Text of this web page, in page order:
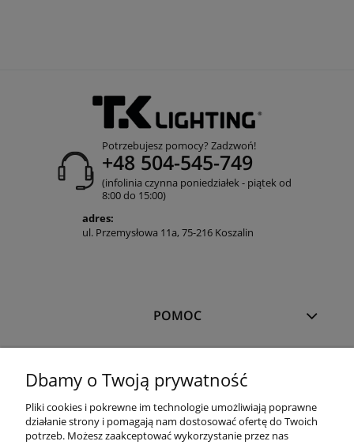
Potrzebujesz pomocy? Zadzwoń!
+48 504-545-749
(infolinia czynna poniedziałek - piątek od
8:00 do 15:00)
adres:
ul. Przemysłowa 11a, 75-216 Koszalin
POMOC
PŁATNOŚCI I DOSTAWA
Dbamy o Twoją prywatność
Pliki cookies i pokrewne im technologie umożliwiają poprawne
działanie strony i pomagają nam dostosować ofertę do Twoich
potrzeb. Możesz zaakceptować wykorzystanie przez nas